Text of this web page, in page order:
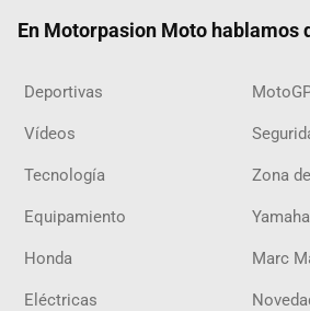
En Motorpasion Moto hablamos
Deportivas
Vídeos
Tecnología Zona
Equipamiento Yamaha
Honda Marc
Eléctricas